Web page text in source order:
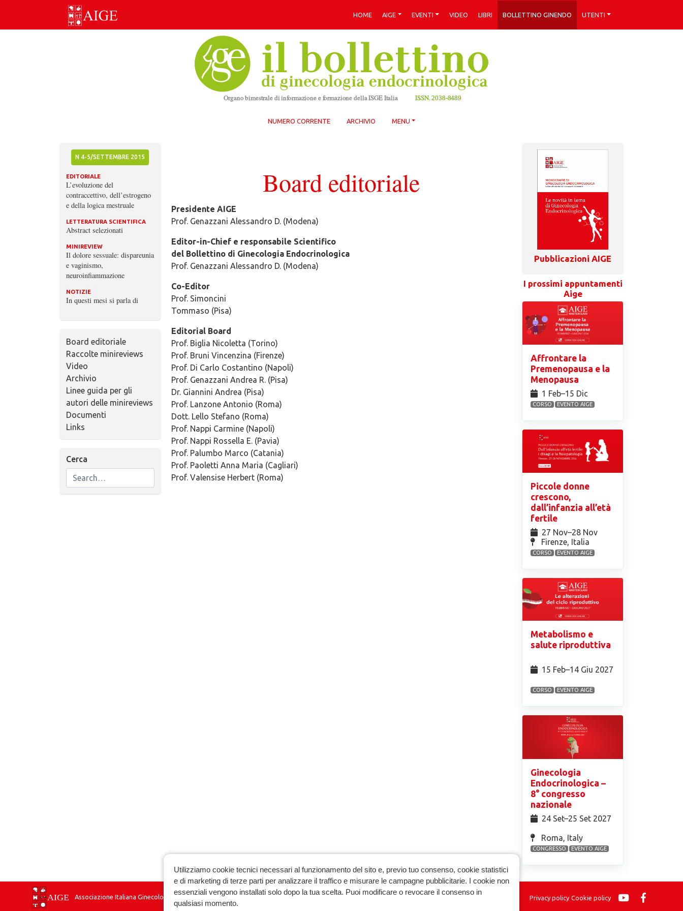
Skip
HOME AIGE EVENTI VIDEO LIBRI BOLLETTINO GINENDO UTENTI
NUMERO CORRENTE ARCHIVIO MENU
N 4-5/SETTEMBRE 2015
EDITORIALE
L’evoluzione del
contraccettivo, dell’estrogeno
e della logica mestruale
LETTERATURA SCIENTIFICA
Abstract selezionati
MINIREVIEW
Il dolore sessuale: dispareunia
e vaginismo,
neuroinfiammazione
NOTIZIE
In questi mesi si parla di
Board editoriale
Raccolte minireviews
Video
Archivio
Linee guida per gli
autori delle minireviews
Documenti
Links
Cerca
Board editoriale
Presidente AIGE
Prof. Genazzani Alessandro D. (Modena)
Editor-in-Chief e responsabile Scientifico
del Bollettino di Ginecologia Endocrinologica
Prof. Genazzani Alessandro D. (Modena)
Co-Editor
Prof. Simoncini
Tommaso (Pisa)
Editorial Board
Prof. Biglia Nicoletta (Torino)
Prof. Bruni Vincenzina (Firenze)
Prof. Di Carlo Costantino (Napoli)
Prof. Genazzani Andrea R. (Pisa)
Dr. Giannini Andrea (Pisa)
Prof. Lanzone Antonio (Roma)
Dott. Lello Stefano (Roma)
Prof. Nappi Carmine (Napoli)
Prof. Nappi Rossella E. (Pavia)
Prof. Palumbo Marco (Catania)
Prof. Paoletti Anna Maria (Cagliari)
Prof. Valensise Herbert (Roma)
Pubblicazioni AIGE
I prossimi appuntamenti
Aige
Affrontare la
Premenopausa e la
Menopausa
1 Feb⁠–15 Dic
CORSO EVENTO AIGE
Piccole donne
crescono,
dall’infanzia all’età
fertile
27 Nov⁠–28 Nov
Firenze, Italia
CORSO EVENTO AIGE
Metabolismo e
salute riproduttiva
15 Feb⁠–14 Giu 2027
CORSO EVENTO AIGE
Ginecologia
Endocrinologica –
8° congresso
nazionale
24 Set⁠–25 Set 2027
Roma, Italy
CONGRESSO EVENTO AIGE
Associazione Italiana Ginecologia Endocrinologica Privacy policy Cookie policy
Utilizziamo cookie tecnici necessari al funzionamento del sito e, previo tuo consenso, cookie statistici
e di marketing di terze parti per analizzare il traffico e misurare le campagne pubblicitarie. I cookie non
essenziali vengono installati solo dopo la tua scelta. Puoi modificare o revocare il consenso in
qualsiasi momento.